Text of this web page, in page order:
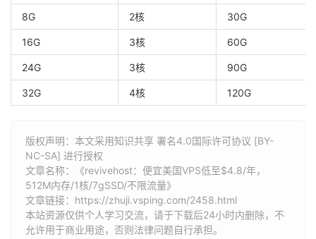
8G 2核 30G
16G 3核 60G
24G 3核 90G
32G 4核 120G
版权声明：本文采用知识共享 署名4.0国际许可协议 [BY-
NC-SA] 进行授权
文章名称：《revivehost：便宜美国VPS低至$4.8/年，
512M内存/1核/7gSSD/不限流量》
文章链接： https://zhuji.vsping.com/2458.html
本站资源仅供个人学习交流，请于下载后24小时内删除，不
允许用于商业用途，否则法律问题自行承担。